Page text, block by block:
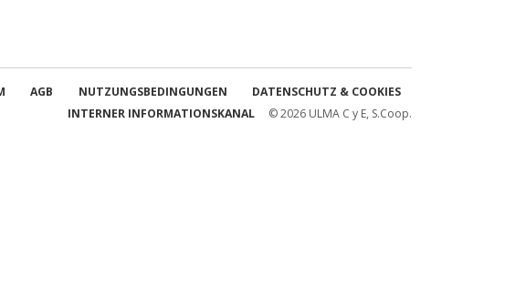
AGB NUTZUNGSBEDINGUNGEN
DATENSCHUTZ & COOKIES
INTERNER INFORMATIONSKANAL
© 2026 ULMA C y E, S.Coop.